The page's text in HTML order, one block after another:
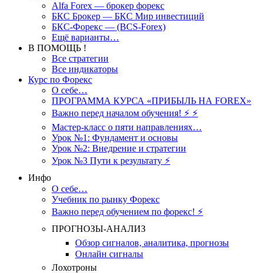
Alfa Forex — брокер форекс
БКС Брокер — БКС Мир инвестиций
БКС-Форекс — (BCS-Forex)
Ещё варианты…
В ПОМОЩЬ !
Все стратегии
Все индикаторы
Курс по Форекс
О себе…
ПРОГРАММА КУРСА «ПРИБЫЛЬ НА FOREX»
Важно перед началом обучения! ⚡ ⚡
Мастер-класс о пяти направлениях…
Урок №1: Фундамент и основы
Урок №2: Внедрение и стратегии
Урок №3 Пути к результату ⚡️
Инфо
О себе…
Учебник по рынку Форекс
Важно перед обучением по форекс! ⚡
ПРОГНОЗЫ-АНАЛИЗ
Обзор сигналов, аналитика, прогнозы
Онлайн сигналы
Лохотроны